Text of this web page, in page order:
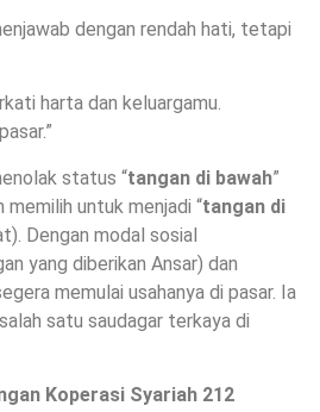
dengan rendah hati, tetapi
harta dan keluargamu.
status “tangan di bawah”
untuk menjadi “tangan di
Dengan modal sosial
yang diberikan Ansar) dan
memulai usahanya di pasar. Ia
satu saudagar terkaya di
Koperasi Syariah 212